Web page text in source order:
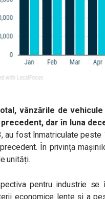
vânzările de
precedent, dar în luna
au fost înmatriculate peste
În privința
unități.
pentru industrie
economice lente și a